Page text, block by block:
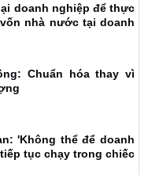
doanh nghiệp để thực
nhà nước tại doanh
Chuẩn hóa thay vì
'Không thể để doanh
tục chạy trong chiếc